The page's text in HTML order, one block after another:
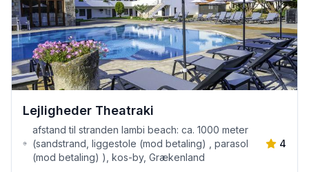
Lejligheder Theatraki
afstand til stranden lambi beach: ca. 1000 meter
(sandstrand, liggestole (mod betaling) , parasol
(mod betaling) ), kos-by, Grækenland
4